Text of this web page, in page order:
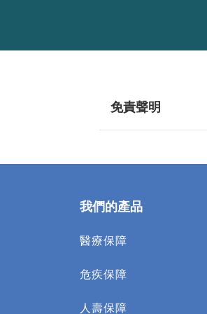
免責聲明
我們的產品
醫療保障
危疾保障
人壽保障